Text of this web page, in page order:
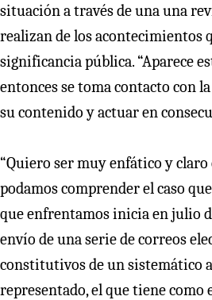
situación a través de una una
realizan de los acontecimientos
significancia pública. “Aparece
entonces se toma contacto con
su contenido y actuar en
“Quiero ser muy enfático y claro
podamos comprender el caso
que enfrentamos inicia en julio
envío de una serie de correos
constitutivos de un sistemático
representado, el que tiene como